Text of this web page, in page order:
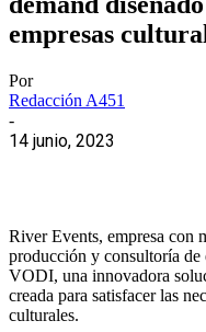
empresas
Por
Redacción A451
-
14 junio, 2023
River Events, empresa con
producción y consultoría de
VODI, una innovadora
creada para satisfacer las
culturales.